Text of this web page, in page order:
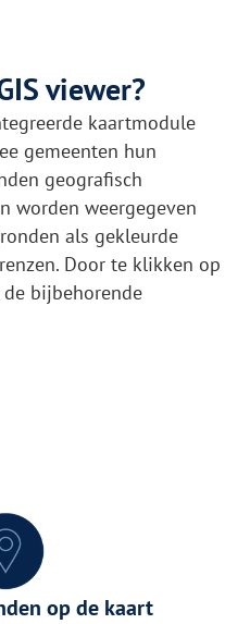
viewer?
kaartmodule
gemeenten hun
geografisch
worden weergegeven
als gekleurde
Door te klikken op
bijbehorende
op de kaart